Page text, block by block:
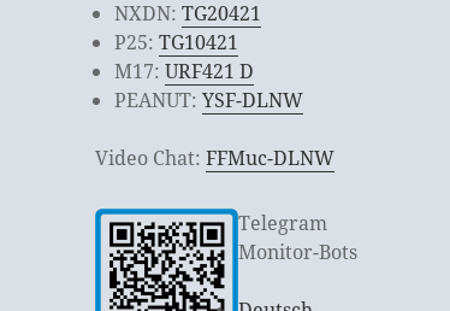
NXDN:TG20421
P25:TG10421
M17:URF421 D
PEANUT:YSF-DLNW
Video Chat:FFMuc-DLNW
Telegram
Monitor-Bots